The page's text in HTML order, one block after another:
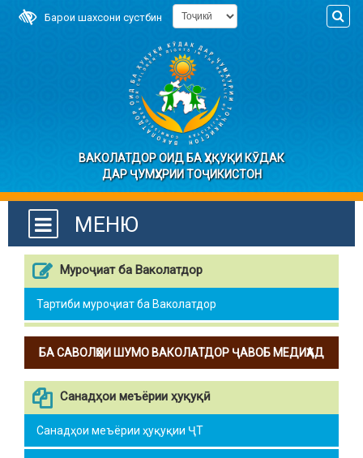
Барои шахсони сустбин
ВАКОЛАТДОР ОИД БА ҲУҚУҚИ КӮДАК
ДАР ҶУМҲУРИИ ТОҶИКИСТОН
МЕНЮ
Муроҷиат ба Ваколатдор
Тартиби муроҷиат ба Ваколатдор
БА САВОЛҲОИ ШУМО ВАКОЛАТДОР ҶАВОБ МЕДИҲАД
Санадҳои меъёрии ҳуқуқӣ
Санадҳои меъёрии ҳуқуқии ҶТ